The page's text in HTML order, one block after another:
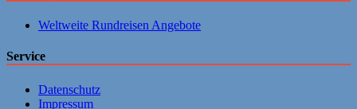
Weltweite Rundreisen Angebote
Service
Datenschutz
Impressum